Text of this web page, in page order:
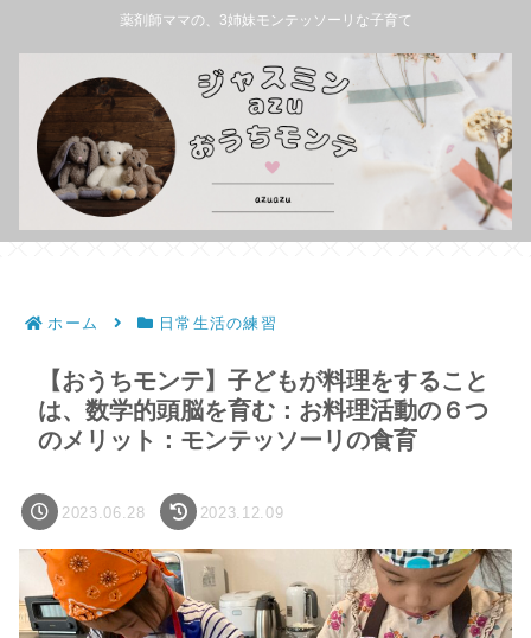
薬剤師ママの、3姉妹モンテッソーリな子育て
ホーム 日常生活の練習
【おうちモンテ】子どもが料理をすること
は、数学的頭脳を育む：お料理活動の６つ
のメリット：モンテッソーリの食育
2023.06.28 2023.12.09